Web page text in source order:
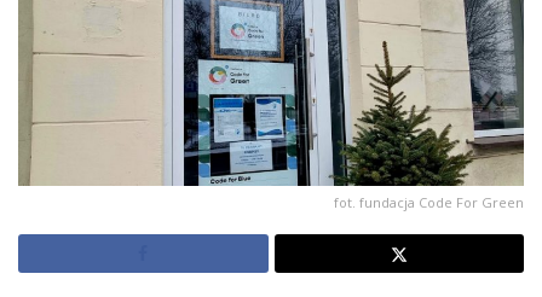
fot. fundacja Code For Green